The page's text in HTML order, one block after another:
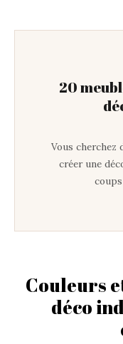
20
Vous cherchez
créer une
Couleurs
déco